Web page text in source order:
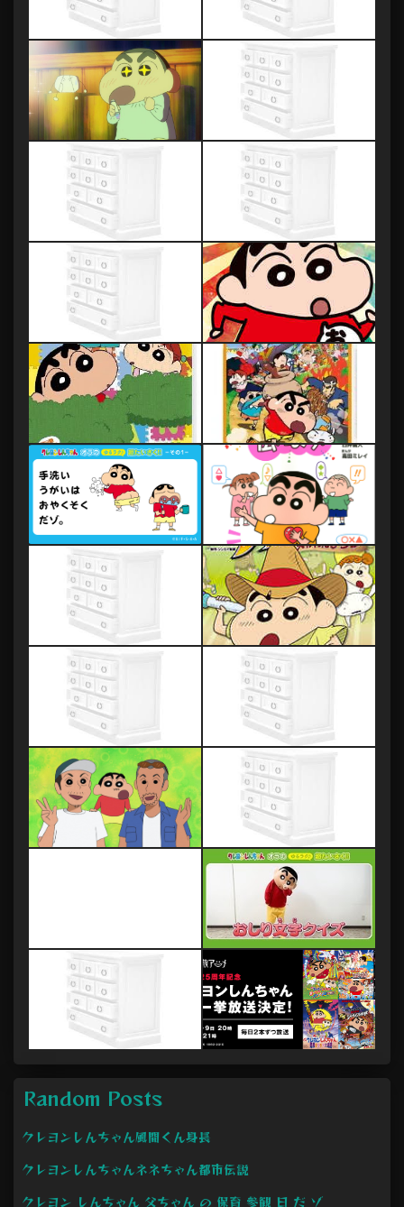
Random Posts
クレヨンしんちゃん風間くん身長
クレヨンしんちゃんネネちゃん都市伝説
クレヨン しんちゃん 父ちゃん の 保育 参観 日 だ ゾ